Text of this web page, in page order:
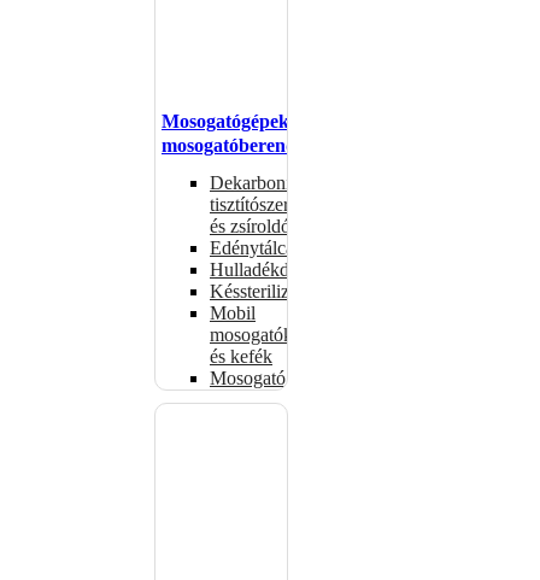
Mosogatógépek,
mosogatóberendezések
Dekarbonizáló
tisztítószerek
és zsíroldók
Edénytálcák
Hulladékdarálók
Késsterilizátorok
Mobil
mosogatók
és kefék
Mosogatógépkosarak